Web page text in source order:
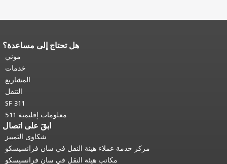
هل تحتاج إلى مساعدة؟
موني
خدمات
المشاريع
التنقل
SF 311
معلومات إقليمية 511
ابقَ على اتصال
شكاوى التمييز
مركز خدمة عملاء هيئة النقل في سان فرانسيسكو
مكاتب هيئة النقل في سان فرانسيسكو